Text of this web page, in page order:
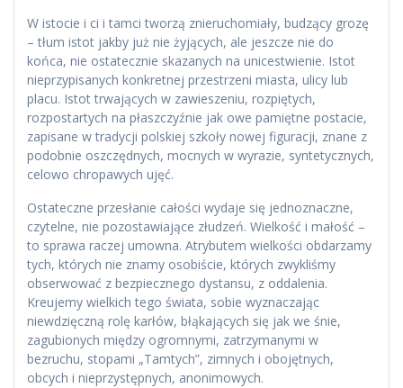
W istocie i ci i tamci tworzą znieruchomiały, budzący grozę
– tłum istot jakby już nie żyjących, ale jeszcze nie do
końca, nie ostatecznie skazanych na unicestwienie. Istot
nieprzypisanych konkretnej przestrzeni miasta, ulicy lub
placu. Istot trwających w zawieszeniu, rozpiętych,
rozpostartych na płaszczyźnie jak owe pamiętne postacie,
zapisane w tradycji polskiej szkoły nowej figuracji, znane z
podobnie oszczędnych, mocnych w wyrazie, syntetycznych,
celowo chropawych ujęć.
Ostateczne przesłanie całości wydaje się jednoznaczne,
czytelne, nie pozostawiające złudzeń. Wielkość i małość –
to sprawa raczej umowna. Atrybutem wielkości obdarzamy
tych, których nie znamy osobiście, których zwykliśmy
obserwować z bezpiecznego dystansu, z oddalenia.
Kreujemy wielkich tego świata, sobie wyznaczając
niewdzięczną rolę karłów, błąkających się jak we śnie,
zagubionych między ogromnymi, zatrzymanymi w
bezruchu, stopami „Tamtych”, zimnych i obojętnych,
obcych i nieprzystępnych, anonimowych.